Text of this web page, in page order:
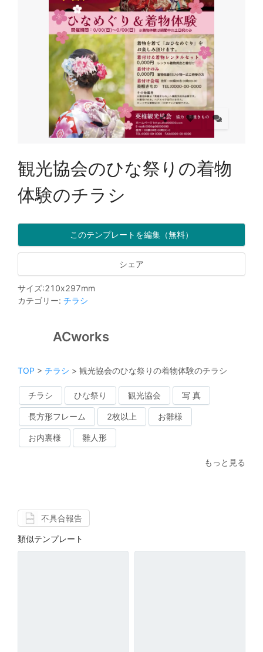
観光協会のひな祭りの着物
体験のチラシ
このテンプレートを編集（無料）
シェア
サイズ:210x297mm
カテゴリー: チラシ
ACworks
TOP > チラシ > 観光協会のひな祭りの着物体験のチラシ
チラシ ひな祭り 観光協会 写 真
長方形フレーム 2枚以上 お雛様
お内裏様 雛人形
もっと見る
不具合報告
類似テンプレート